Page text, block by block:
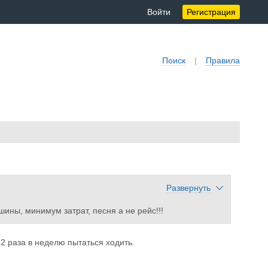
Войти Регистрация
Поиск | Правила
Развернуть
минимум затрат, песня а не рейс!!!
в неделю пытаться ходить.